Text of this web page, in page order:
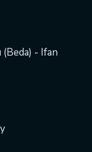
(Beda) - Ifan